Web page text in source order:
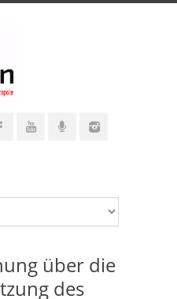
über die
des